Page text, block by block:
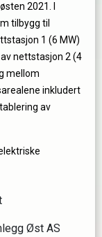
2021. I
tilbygg til
1 (6 MW)
nettstasjon 2 (4
mellom
inkludert
av
Øst AS